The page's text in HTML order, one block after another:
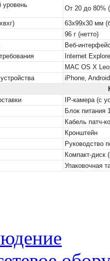
уровень
От 20 до 80%
63х99х30 мм
96 г (нетто)
Веб-
Internet
MAC OS X
iPhone,
IP-камера (с
Блок питания
Кабель патч-
Кронштейн
Руководство
Компакт-диск
Упаковочная